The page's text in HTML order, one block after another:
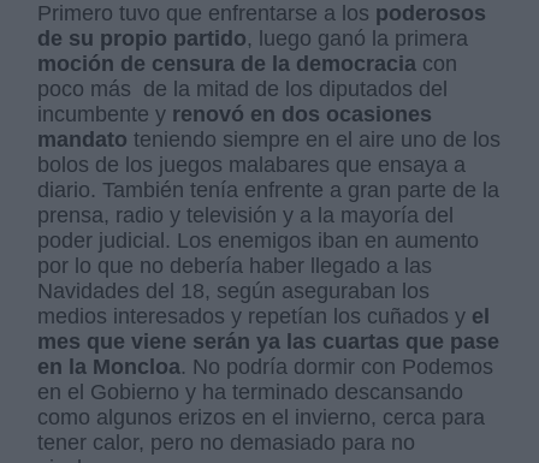
Primero tuvo que enfrentarse a los poderosos
de su propio partido, luego ganó la primera
moción de censura de la democracia con
poco más de la mitad de los diputados del
incumbente y renovó en dos ocasiones
mandato teniendo siempre en el aire uno de los
bolos de los juegos malabares que ensaya a
diario. También tenía enfrente a gran parte de la
prensa, radio y televisión y a la mayoría del
poder judicial. Los enemigos iban en aumento
por lo que no debería haber llegado a las
Navidades del 18, según aseguraban los
medios interesados y repetían los cuñados y el
mes que viene serán ya las cuartas que pase
en la Moncloa. No podría dormir con Podemos
en el Gobierno y ha terminado descansando
como algunos erizos en el invierno, cerca para
tener calor, pero no demasiado para no